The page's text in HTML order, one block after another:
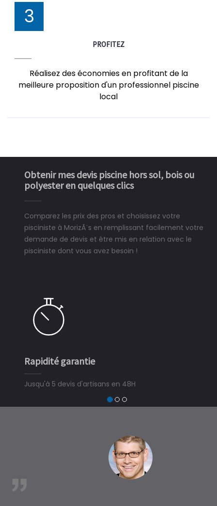
3
PROFITEZ
Réalisez des économies en profitant de la
meilleure proposition d'un professionnel piscine
local
Obtenir mes devis piscine hors sol, bois ou
polyester en quelques clics
Comparez les prix des pros et choisissez votre
pisciniste à MorizÃ¨s en remplissant facilement votre
demande de devis et être mis en relation avec le
pisciniste dont vous avez besoin !
garantie
5 devis d'artisans en 48H
trouver un